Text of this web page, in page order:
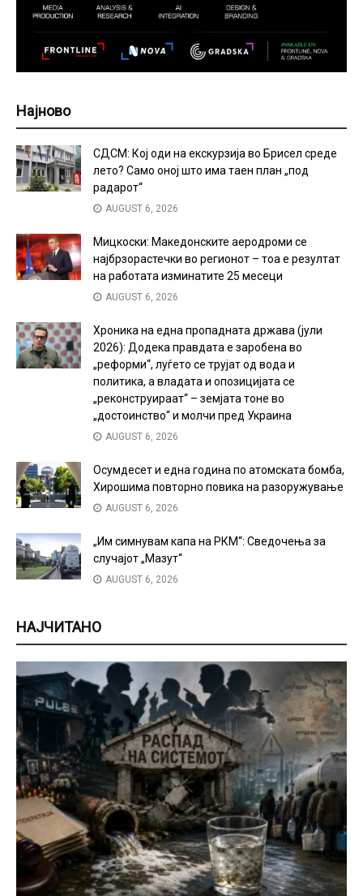
Најново
СДСМ: Кој оди на екскурзија во Брисел среде
лето? Само оној што има таен план „под
радарот“
AUGUST 6, 2026
Мицкоски: Македонските аеродроми се
најбрзорастечки во регионот – тоа е резултат
на работата изминатите 25 месеци
AUGUST 6, 2026
Хроника на една пропадната држава (јули
2026): Додека правдата е заробена во
„реформи“, луѓето се трујат од вода и
политика, а владата и опозицијата се
„реконструираат“ – земјата тоне во
„достоинство“ и молчи пред Украина
AUGUST 6, 2026
Осумдесет и една година по атомската бомба,
Хирошима повторно повика на разоружување
AUGUST 6, 2026
„Им симнувам капа на РКМ“: Сведочења за
случајот „Мазут“
AUGUST 6, 2026
НАЈЧИТАНО